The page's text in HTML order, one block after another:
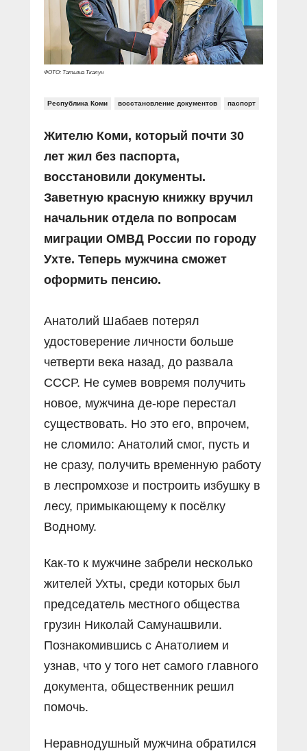
Социальные ролики
Документальные фильмы
Прямой разговор
В знании сила
Специальный репортаж
КиберПОСТОВОЙ
Газета «Щит и меч»
Журнал «Полиция России»
О ПОРТАЛЕ
Контакты
ФОТО: Татьяна Ткалун
Республика Коми восстановление документов паспорт
Жителю Коми, который почти 30
лет жил без паспорта,
восстановили документы.
Заветную красную книжку вручил
начальник отдела по вопросам
миграции ОМВД России по городу
Ухте. Теперь мужчина сможет
оформить пенсию.
Анатолий Шабаев потерял
удостоверение личности больше
четверти века назад, до развала
СССР. Не сумев вовремя получить
новое, мужчина де-юре перестал
существовать. Но это его, впрочем,
не сломило: Анатолий смог, пусть и
не сразу, получить временную работу
в леспромхозе и построить избушку в
лесу, примыкающему к посёлку
Водному.
Как-то к мужчине забрели несколько
жителей Ухты, среди которых был
председатель местного общества
грузин Николай Самунашвили.
Познакомившись с Анатолием и
узнав, что у того нет самого главного
документа, общественник решил
помочь.
Неравнодушный мужчина обратился